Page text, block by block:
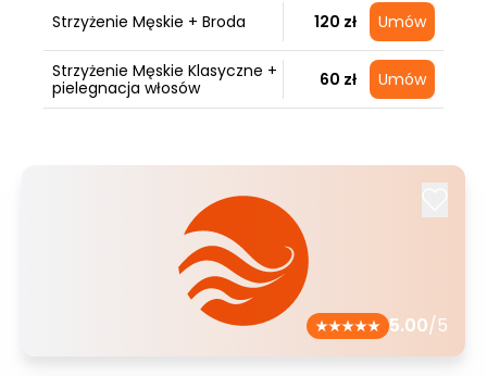
Strzyżenie Męskie + Broda 120 zł Umów
Strzyżenie Męskie Klasyczne +
pielegnacja włosów
60 zł Umów
5.00/5